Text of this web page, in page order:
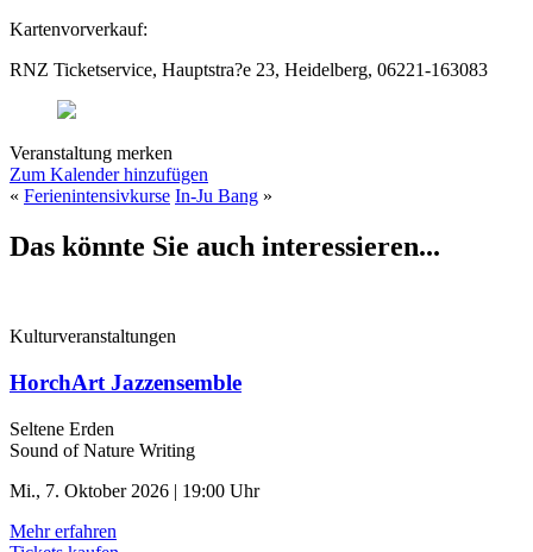
Kartenvorverkauf:
RNZ Ticketservice, Hauptstra?e 23, Heidelberg, 06221-163083
Veranstaltung merken
Zum Kalender hinzufügen
« Ferienintensivkurse In-Ju Bang »
Das könnte Sie auch interessieren...
Kulturveranstaltungen
HorchArt Jazzensemble
Seltene Erden
Sound of Nature Writing
Mi., 7. Oktober 2026 | 19:00 Uhr
Mehr erfahren